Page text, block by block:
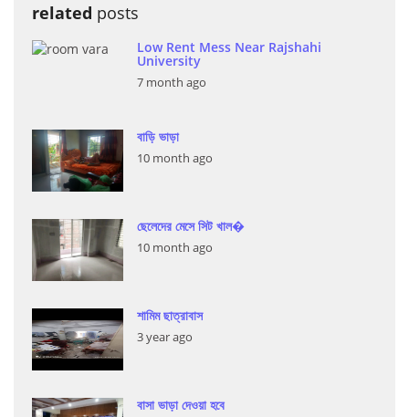
related posts
Low Rent Mess Near Rajshahi
University
7 month ago
বাড়ি ভাড়া
10 month ago
ছেলেদের মেসে সিট খাল�
10 month ago
শামিম ছাত্রাবাস
3 year ago
বাসা ভাড়া দেওয়া হবে